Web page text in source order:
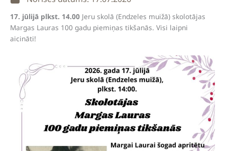
17. jūlijā plkst. 14.00 Jeru skolā (Endzeles muižā) skolotājas
Margas Lauras 100 gadu piemiņas tikšanās. Visi laipni
aicināti!